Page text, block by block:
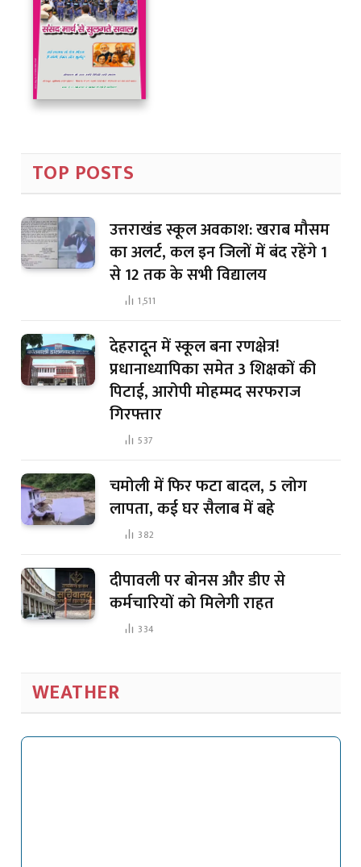
TOP POSTS
उत्तराखंड स्कूल अवकाश: खराब मौसम
का अलर्ट, कल इन जिलों में बंद रहेंगे 1
से 12 तक के सभी विद्यालय
1,511
देहरादून में स्कूल बना रणक्षेत्र!
प्रधानाध्यापिका समेत 3 शिक्षकों की
पिटाई, आरोपी मोहम्मद सरफराज
गिरफ्तार
537
चमोली में फिर फटा बादल, 5 लोग
लापता, कई घर सैलाब में बहे
382
दीपावली पर बोनस और डीए से
कर्मचारियों को मिलेगी राहत
334
WEATHER